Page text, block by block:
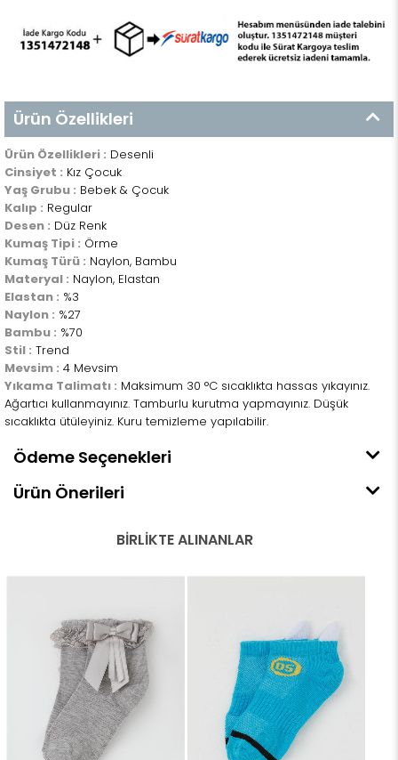
Ürün Özellikleri
Ürün Özellikleri : Desenli
Cinsiyet : Kız Çocuk
Yaş Grubu : Bebek & Çocuk
Kalıp : Regular
Desen : Düz Renk
Kumaş Tipi : Örme
Kumaş Türü : Naylon, Bambu
Materyal : Naylon, Elastan
Elastan : %3
Naylon : %27
Bambu : %70
Stil : Trend
Mevsim : 4 Mevsim
Yıkama Talimatı : Maksimum 30 °C sıcaklıkta hassas yıkayınız.
Ağartıcı kullanmayınız. Tamburlu kurutma yapmayınız. Düşük
sıcaklıkta ütüleyiniz. Kuru temizleme yapılabilir.
Ödeme Seçenekleri
Ürün Önerileri